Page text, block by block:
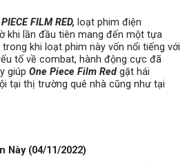
FILM RED, loạt phim điện
khi lần đầu tiên mang đến một tựa
khi loạt phim này vốn nổi tiếng với
tố về combat, hành động cực đã
giúp One Piece Film Redgặt hái
tại thị trường quê nhà cũng như tại
Này (04/11/2022)